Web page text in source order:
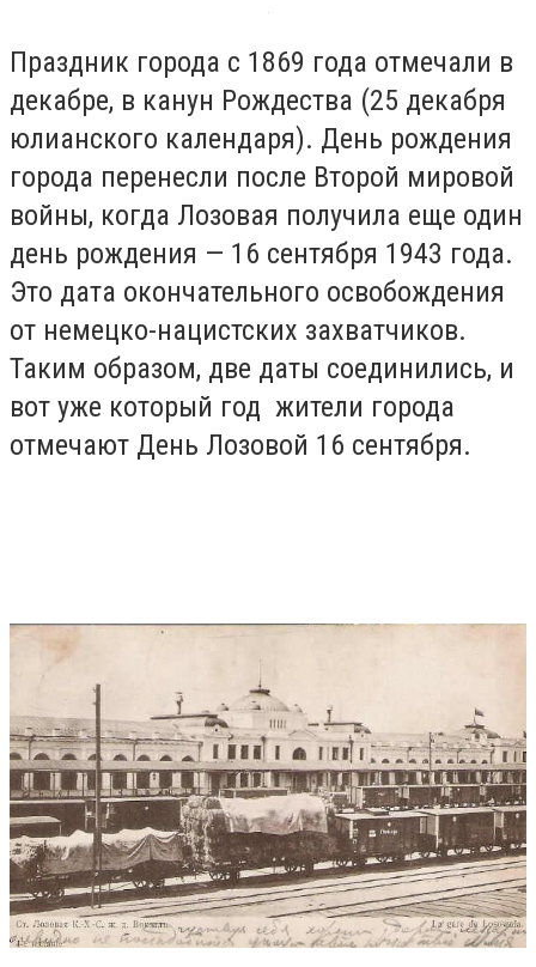
Праздник города с 1869 года отмечали в
декабре, в канун Рождества (25 декабря
юлианского календаря). День рождения
города перенесли после Второй мировой
войны, когда Лозовая получила еще один
день рождения — 16 сентября 1943 года.
Это дата окончательного освобождения
от немецко-нацистских захватчиков.
Таким образом, две даты соединились, и
вот уже который год жители города
отмечают День Лозовой 16 сентября.